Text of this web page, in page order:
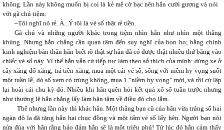
không. Lần này không muốn bị coi là kẻ mê cờ bạc nên hắn cười gượng và nói
với gã chủ tiệm:
–Tôi nghĩ nó rẻ. À...Ý tôi là vé số thật rẻ tiền.
Gã chủ và những người khác trong tiệm nhìn hắn như nhìn một thằng
khùng. Nhưng hắn chẳng cần quan tâm đến suy nghĩ của bọn họ; bằng chính
kinh nghiệm bản thân hắn biết rõ thật sự hắn đã có được thật nhiều thứ bằng vào
chiếc vé số này. Vì thế hắn vẫn cứ tiếp tục làm theo sở thích của mình: dừng xe ở
cây xăng đổ xăng, trả tiền xăng, mua một cái vé số, sống với niềm hy vọng suốt
một tuần lễ, dò số xem có trúng không, mua 1 “niềm hy vọng” mới, và rồi cứ lập
lại hoài cái chu kỳ đó. Nhiều khi hắn quên hỏi kết quả xổ số tuần trước nhưng
như thường lệ hắn chẳng lấy làm bận tâm về điều đó cho lắm.
Thế nhưng lần này thì khác hẳn. Một thằng bạn cũ của hắn vừa trúng số hai
ngàn đô la đã tặng hắn hai chục đồng và một tấm vé số lấy hên. Người bạn nói
nửa đùa với hắn rằng bảo đảm hắn sẽ là một triệu phú! Từ lúc đó hắn cảm thấy